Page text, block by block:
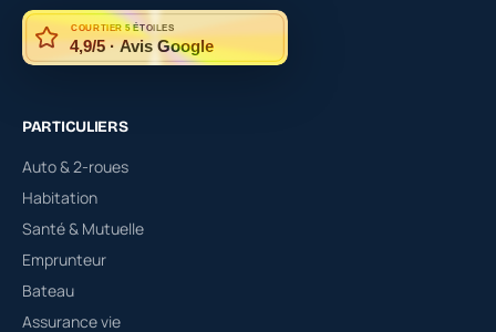
COURTIER 5 ÉTOILES
4,9/5 · Avis Google
PARTICULIERS
Auto & 2-roues
Habitation
Santé & Mutuelle
Emprunteur
Bateau
Assurance vie